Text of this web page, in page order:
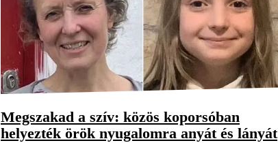
Megszakad a szív: közös koporsóban
helyezték örök nyugalomra anyát és lányát